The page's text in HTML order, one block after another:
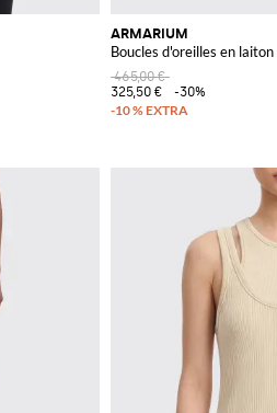
ARMARIUM
Boucles d'oreilles en laiton
465,00 €
325,50 €
-30%